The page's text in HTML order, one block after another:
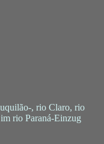
, rio Claro, rio
rio Paraná-Einzug